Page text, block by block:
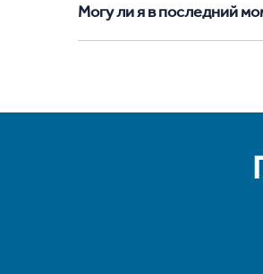
Могу ли я в последний